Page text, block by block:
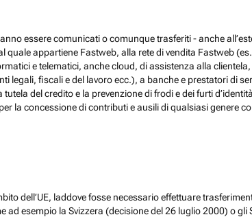
essere comunicati o comunque trasferiti - anche
quale appartiene Fastweb, alla rete di vendita Fastweb
e telematici, anche cloud, di assistenza alla
fiscali e del lavoro ecc.), a banche e prestatori di
del credito e la prevenzione di frodi e dei furti
la concessione di contributi e ausili di qualsiasi genere
dell’UE, laddove fosse necessario effettuare
esempio la Svizzera (decisione del 26 luglio 2000) o